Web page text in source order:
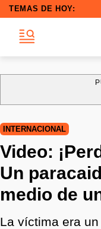
TEMAS DE HOY:
INTERNACIONAL
Video:
Un
medio de
La víctima era